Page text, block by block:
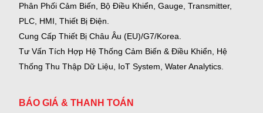
Phân Phối Cảm Biến, Bộ Điều Khiển, Gauge, Transmitter,
PLC, HMI, Thiết Bị Điện.
Cung Cấp Thiết Bị Châu Âu (EU)/G7/Korea.
Tư Vấn Tích Hợp Hệ Thống Cảm Biến & Điều Khiển, Hệ
Thống Thu Thập Dữ Liệu, IoT System, Water Analytics.
BÁO GIÁ & THANH TOÁN